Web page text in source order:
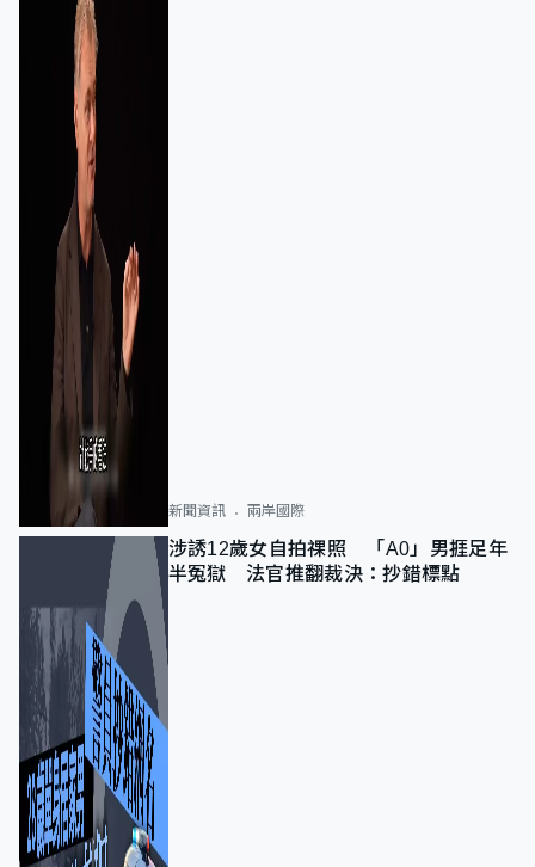
新聞資訊 兩岸國際
涉誘12歲女自拍祼照 「A0」男捱足年
半冤獄 法官推翻裁決：抄錯標點